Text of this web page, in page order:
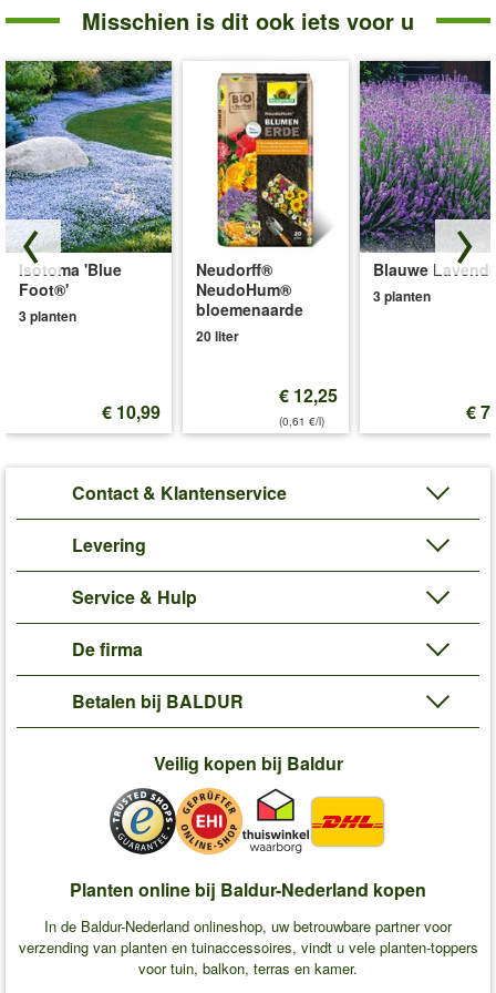
Misschien is dit ook iets voor u
Isotoma 'Blue
Foot®'
3 planten
€ 10,99
Neudorff®
NeudoHum®
bloemenaarde
20 liter
€ 12,25
(0,61 €/l)
Blauwe
3 planten
€
Contact & Klantenservice
Levering
Service & Hulp
De firma
Betalen bij BALDUR
Veilig kopen bij Baldur
Planten online bij Baldur-Nederland kopen
In de Baldur-Nederland onlineshop, uw betrouwbare partner voor
verzending van planten en tuinaccessoires, vindt u vele planten-toppers
voor tuin, balkon, terras en kamer.